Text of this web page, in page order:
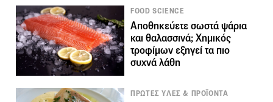
FOOD SCIENCE
Αποθηκεύετε σωστά ψάρια
και θαλασσινά; Χημικός
τροφίμων εξηγεί τα πιο
συχνά λάθη
ΠΡΩΤΕΣ ΥΛΕΣ & ΠΡΟΪΟΝΤΑ